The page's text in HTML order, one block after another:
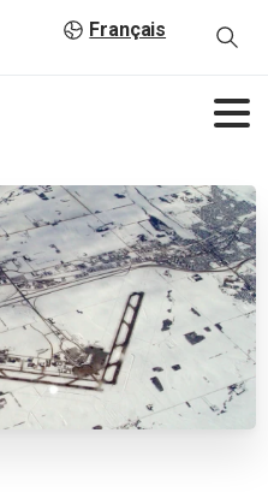
Français